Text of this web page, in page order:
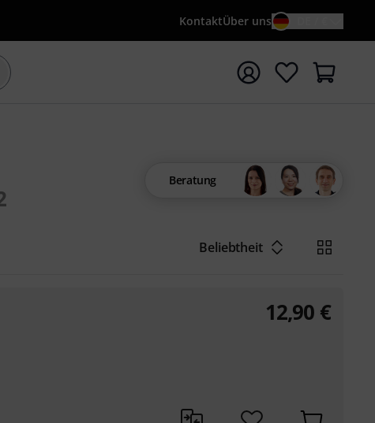
KontaktÜber uns
mit Suchwort {searchTerm} starten
Beratung
Beliebtheit
12,90 €